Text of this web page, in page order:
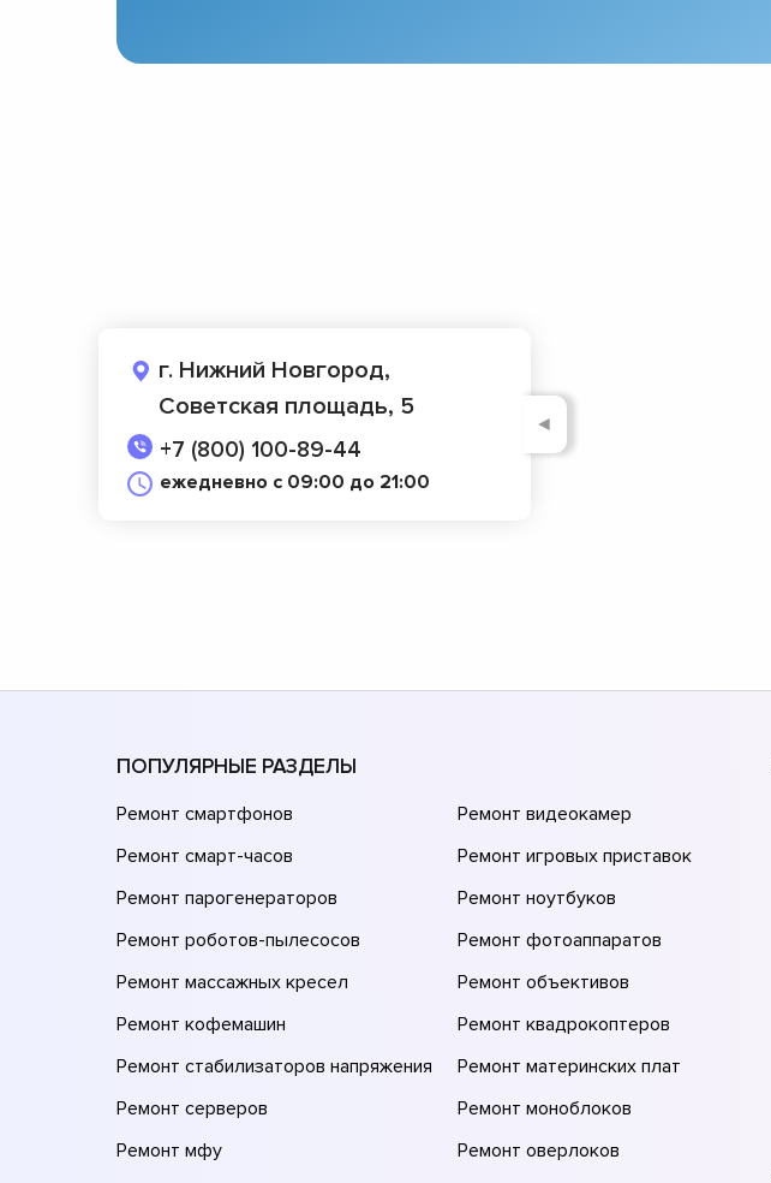
г. Нижний Новгород,
Советская площадь, 5
+7 (800) 100-89-44
ежедневно с 09:00 до 21:00
◄
ПОПУЛЯРНЫЕ РАЗДЕЛЫ
Ремонт смартфонов
Ремонт смарт-часов
Ремонт парогенераторов
Ремонт роботов-пылесосов
Ремонт массажных кресел
Ремонт кофемашин
Ремонт стабилизаторов напряжения
Ремонт серверов
Ремонт мфу
Ремонт видеокамер
Ремонт игровых приставок
Ремонт ноутбуков
Ремонт фотоаппаратов
Ремонт объективов
Ремонт квадрокоптеров
Ремонт материнских плат
Ремонт моноблоков
Ремонт оверлоков
▼